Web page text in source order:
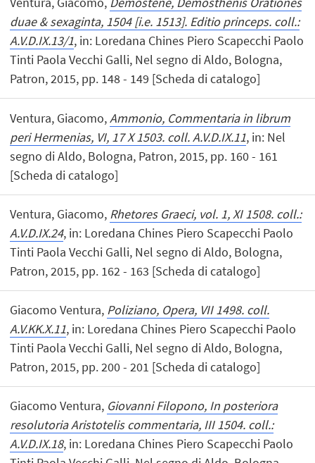
duae & sexaginta, 1504 [i.e. 1513]. Editio princeps. coll.:
A.V.D.IX.13/1, in: Loredana Chines Piero Scapecchi Paolo
Tinti Paola Vecchi Galli, Nel segno di Aldo, Bologna,
Patron, 2015, pp. 148 - 149 [Scheda di catalogo]
Ventura, Giacomo,Ammonio, Commentaria in librum
peri Hermenias, VI, 17 X 1503. coll. A.V.D.IX.11, in: Nel
segno di Aldo, Bologna, Patron, 2015, pp. 160 - 161
[Scheda di catalogo]
Ventura, Giacomo, Rhetores Graeci, vol. 1, XI 1508. coll.:
A.V.D.IX.24, in: Loredana Chines Piero Scapecchi Paolo
Tinti Paola Vecchi Galli, Nel segno di Aldo, Bologna,
Patron, 2015, pp. 162 - 163 [Scheda di catalogo]
Giacomo Ventura, Poliziano, Opera, VII 1498. coll.
A.V.KK.X.11, in: Loredana Chines Piero Scapecchi Paolo
Tinti Paola Vecchi Galli, Nel segno di Aldo, Bologna,
Patron, 2015, pp. 200 - 201 [Scheda di catalogo]
Giacomo Ventura, Giovanni Filopono, In posteriora
resolutoria Aristotelis commentaria, III 1504. coll.:
A.V.D.IX.18, in: Loredana Chines Piero Scapecchi Paolo